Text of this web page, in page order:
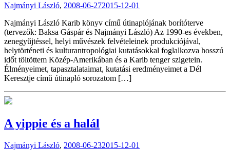
Najmányi László, 2008-06-272015-12-01
Najmányi László Karib könyv című útinaplójának borítóterve
(tervezők: Baksa Gáspár és Najmányi László) Az 1990-es években,
zenegyűjtéssel, helyi művészek felvételeinek produkciójával,
helytörténeti és kulturantropológiai kutatásokkal foglalkozva hosszú
időt töltöttem Közép-Amerikában és a Karib tenger szigetein.
Élményeimet, tapasztalataimat, kutatási eredményeimet a Dél
Keresztje című útinapló sorozatom […]
A yippie és a halál
Najmányi László, 2008-06-232015-12-01